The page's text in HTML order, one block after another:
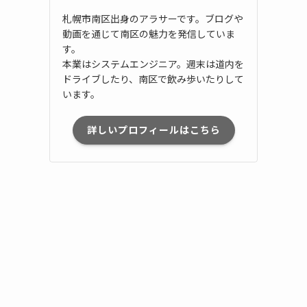
札幌市南区出身のアラサーです。ブログや
動画を通じて南区の魅力を発信していま
す。
本業はシステムエンジニア。週末は道内を
ドライブしたり、南区で飲み歩いたりして
います。
詳しいプロフィールはこちら